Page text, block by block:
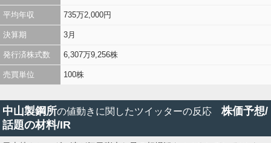
平均年収 735万2,000円
決算期 3月
発行済株式数 6,307万9,256株
売買単位 100株
中山製鋼所の値動きに関したツイッターの反応 株価予想/
話題の材料/IR